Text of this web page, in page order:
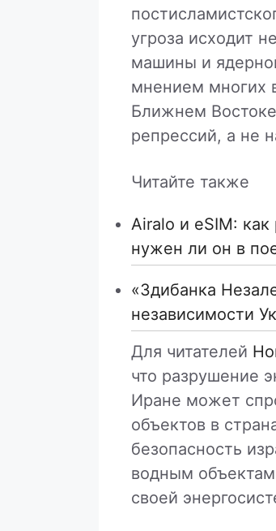
угроза исходит
машины и
мнением многих
Ближнем
репрессий, а не
Читайте также
Airalo и eSIM:
нужен ли он в
«Здибанка
независимости
Для читателей
что разрушение
Иране может
объектов в
безопасность
водным
своей